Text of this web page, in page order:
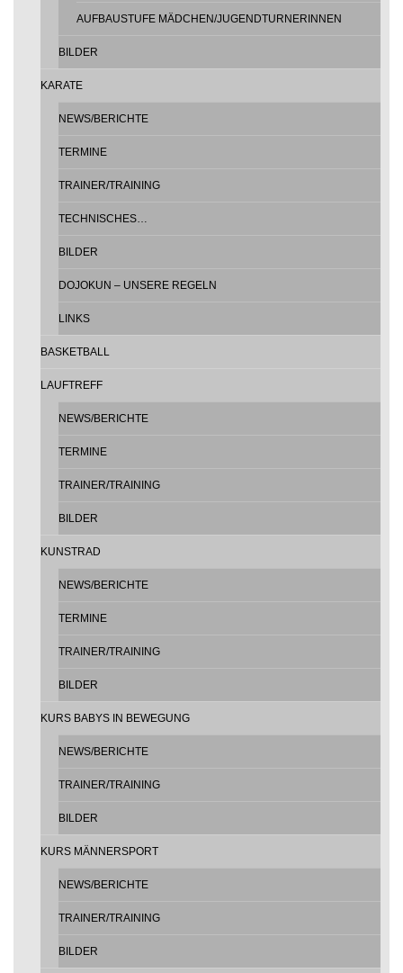
AUFBAUSTUFE MÄDCHEN/JUGENDTURNERINNEN
BILDER
KARATE
NEWS/BERICHTE
TERMINE
TRAINER/TRAINING
TECHNISCHES…
BILDER
DOJOKUN – UNSERE REGELN
LINKS
BASKETBALL
LAUFTREFF
NEWS/BERICHTE
TERMINE
TRAINER/TRAINING
BILDER
KUNSTRAD
NEWS/BERICHTE
TERMINE
TRAINER/TRAINING
BILDER
KURS BABYS IN BEWEGUNG
NEWS/BERICHTE
TRAINER/TRAINING
BILDER
KURS MÄNNERSPORT
NEWS/BERICHTE
TRAINER/TRAINING
BILDER